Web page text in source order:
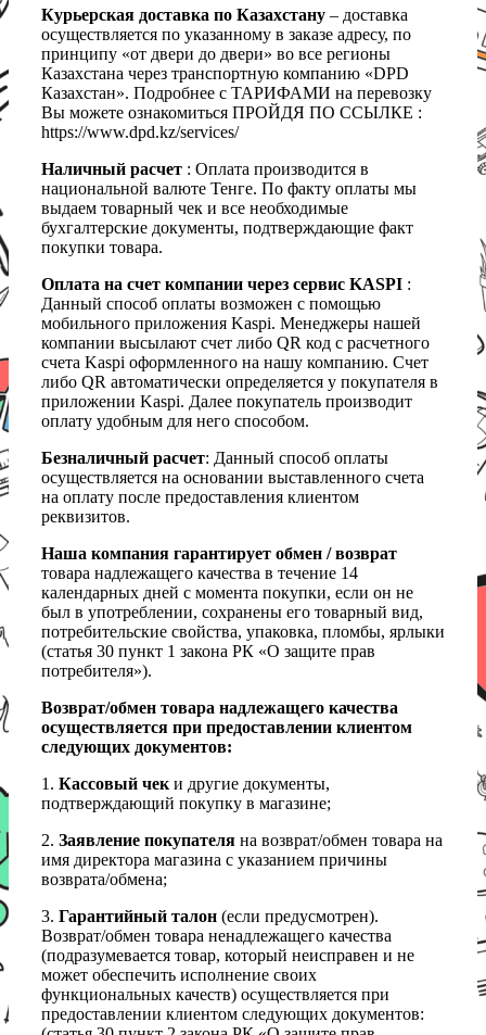
Курьерская доставка по Казахстану – доставка
осуществляется по указанному в заказе адресу, по
принципу «от двери до двери» во все регионы
Казахстана через транспортную компанию «DPD
Казахстан». Подробнее с ТАРИФАМИ на перевозку
Вы можете ознакомиться ПРОЙДЯ ПО ССЫЛКЕ :
https://www.dpd.kz/services/
Наличный расчет : Оплата производится в
национальной валюте Тенге. По факту оплаты мы
выдаем товарный чек и все необходимые
бухгалтерские документы, подтверждающие факт
покупки товара.
Оплата на счет компании через сервис KASPI :
Данный способ оплаты возможен с помощью
мобильного приложения Kaspi. Менеджеры нашей
компании высылают счет либо QR код с расчетного
счета Kaspi оформленного на нашу компанию. Счет
либо QR автоматически определяется у покупателя в
приложении Kaspi. Далее покупатель производит
оплату удобным для него способом.
Безналичный расчет: Данный способ оплаты
осуществляется на основании выставленного счета
на оплату после предоставления клиентом
реквизитов.
Наша компания гарантирует обмен / возврат
товара надлежащего качества в течение 14
календарных дней с момента покупки, если он не
был в употреблении, сохранены его товарный вид,
потребительские свойства, упаковка, пломбы, ярлыки
(статья 30 пункт 1 закона РК «О защите прав
потребителя»).
Возврат/обмен товара надлежащего качества
осуществляется при предоставлении клиентом
следующих документов:
1. Кассовый чеки другие документы,
подтверждающий покупку в магазине;
2. Заявление покупателя на возврат/обмен товара на
имя директора магазина с указанием причины
возврата/обмена;
3. Гарантийный талон (если предусмотрен).
Возврат/обмен товара ненадлежащего качества
(подразумевается товар, который неисправен и не
может обеспечить исполнение своих
функциональных качеств) осуществляется при
предоставлении клиентом следующих документов: